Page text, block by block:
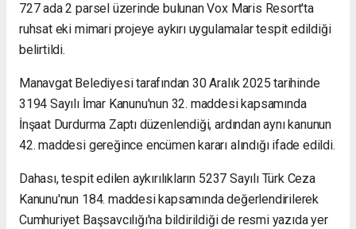
727 ada 2 parsel üzerinde bulunan Vox Maris Resort'ta
ruhsat eki mimari projeye aykırı uygulamalar tespit edildiği
belirtildi.
Manavgat Belediyesi tarafından 30 Aralık 2025 tarihinde
3194 Sayılı İmar Kanunu'nun 32. maddesi kapsamında
İnşaat Durdurma Zaptı düzenlendiği, ardından aynı kanunun
42. maddesi gereğince encümen kararı alındığı ifade edildi.
Dahası, tespit edilen aykırılıkların 5237 Sayılı Türk Ceza
Kanunu'nun 184. maddesi kapsamında değerlendirilerek
Cumhuriyet Başsavcılığı'na bildirildiği de resmi yazıda yer